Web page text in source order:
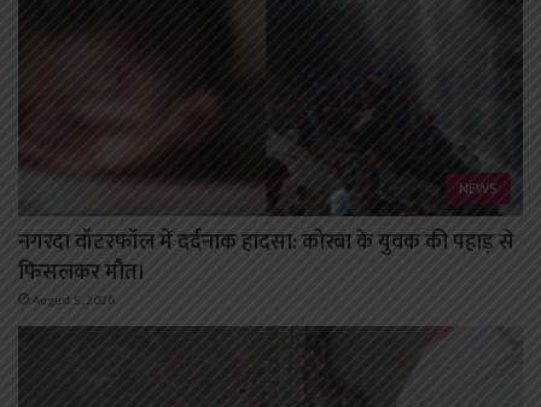
NEWS
नगरदा वॉटरफॉल में दर्दनाक हादसा: कोरबा के युवक की पहाड़ से
फिसलकर मौत।
August 5, 2026